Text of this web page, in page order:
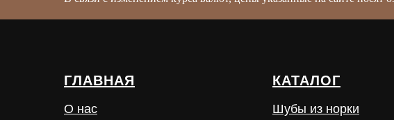
ГЛАВНАЯ
О нас
КАТАЛОГ
Шубы из норки